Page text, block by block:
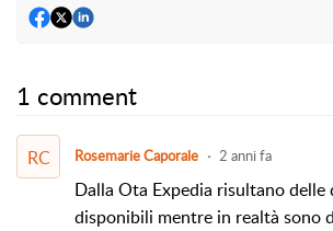
1 comment
RC Rosemarie Caporale 2 anni fa
Dalla Ota Expedia risultano delle
disponibili mentre in realtà sono